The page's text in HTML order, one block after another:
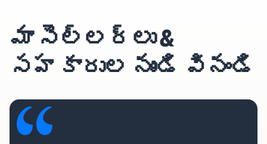
మా సెల్లర్‌లు &
సహకారుల నుండి వినండి